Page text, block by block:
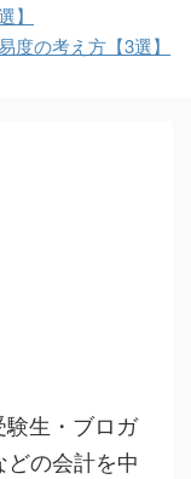
】
度の考え方【3選】
生・ブロガ
の会計を中